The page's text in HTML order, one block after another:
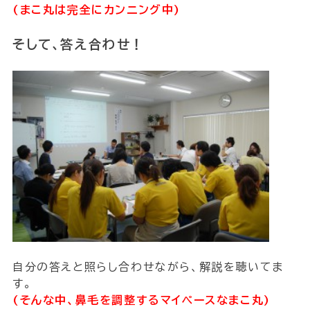
(まこ丸は完全にカンニング中)
そして、答え合わせ！
自分の答えと照らし合わせながら、解説を聴いてま
す。
(そんな中、鼻毛を調整するマイペースなまこ丸)